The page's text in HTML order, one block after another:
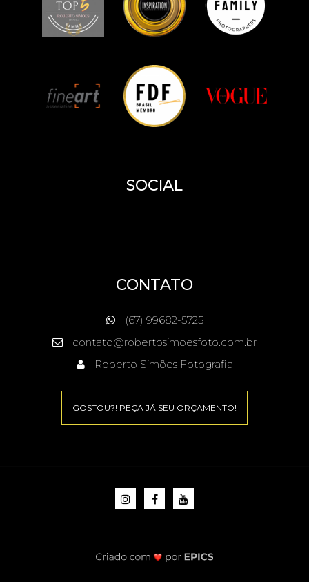
SOCIAL
CONTATO
(67) 99682-5725
contato@robertosimoesfoto.com.br
Roberto Simões Fotografia
GOSTOU?! PEÇA JÁ SEU ORÇAMENTO!